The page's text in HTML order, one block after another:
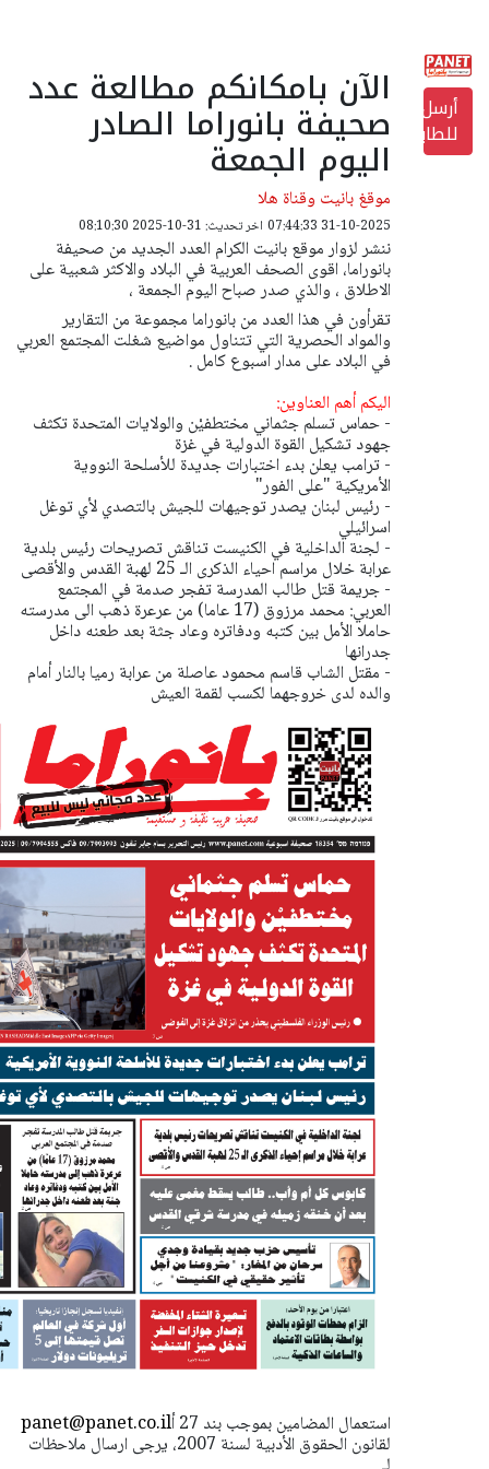
أرسل
للطابعة
الآن بامكانكم مطالعة عدد
صحيفة بانوراما الصادر
اليوم الجمعة
موقغ بانيت وقناة هلا
31-10-2025 07:44:33 اخر تحديث: 31-10-2025 08:10:30
ننشر لزوار موقع بانيت الكرام العدد الجديد من صحيفة
بانوراما، اقوى الصحف العربية في البلاد والاكثر شعبية على
الاطلاق ، والذي صدر صباح اليوم الجمعة ،
تقرأون في هذا العدد من بانوراما مجموعة من التقارير
والمواد الحصرية التي تتناول مواضيع شغلت المجتمع العربي
في البلاد على مدار اسبوع كامل .
اليكم أهم العناوين:
- حماس تسلم جثماني مختطفيْن والولايات المتحدة تكثف
جهود تشكيل القوة الدولية في غزة
- ترامب يعلن بدء اختبارات جديدة للأسلحة النووية
الأمريكية "على الفور"
- رئيس لبنان يصدر توجيهات للجيش بالتصدي لأي توغل
اسرائيلي
- لجنة الداخلية في الكنيست تناقش تصريحات رئيس بلدية
عرابة خلال مراسم احياء الذكرى الـ 25 لهبة القدس والأقصى
- جريمة قتل طالب المدرسة تفجر صدمة في المجتمع
العربي: محمد مرزوق (17 عاما) من عرعرة ذهب الى مدرسته
حاملا الأمل بين كتبه ودفاتره وعاد جثة بعد طعنه داخل
جدرانها
- مقتل الشاب قاسم محمود عاصلة من عرابة رميا بالنار أمام
والده لدى خروجهما لكسب لقمة العيش
panet@panet.co.ilاستعمال المضامين بموجب بند 27 أ
لقانون الحقوق الأدبية لسنة 2007، يرجى ارسال ملاحظات